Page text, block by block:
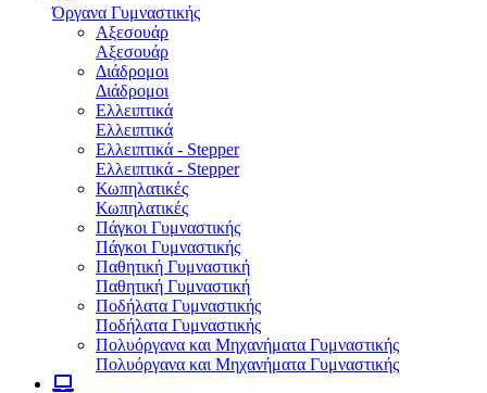
Όργανα Γυμναστικής
Αξεσουάρ
Αξεσουάρ
Διάδρομοι
Διάδρομοι
Ελλειπτικά
Ελλειπτικά
Ελλειπτικά - Stepper
Ελλειπτικά - Stepper
Κωπηλατικές
Κωπηλατικές
Πάγκοι Γυμναστικής
Πάγκοι Γυμναστικής
Παθητική Γυμναστική
Παθητική Γυμναστική
Ποδήλατα Γυμναστικής
Ποδήλατα Γυμναστικής
Πολυόργανα και Μηχανήματα Γυμναστικής
Πολυόργανα και Μηχανήματα Γυμναστικής